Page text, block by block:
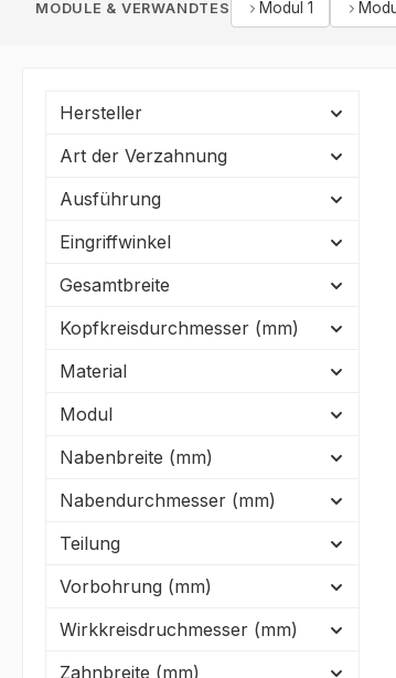
MODULE & VERWANDTES Modul 1
Hersteller
Art der Verzahnung
Ausführung
Eingriffwinkel
Gesamtbreite
Kopfkreisdurchmesser (mm)
Material
Modul
Nabenbreite (mm)
Nabendurchmesser (mm)
Teilung
Vorbohrung (mm)
Wirkkreisdruchmesser (mm)
Zahnbreite (mm)